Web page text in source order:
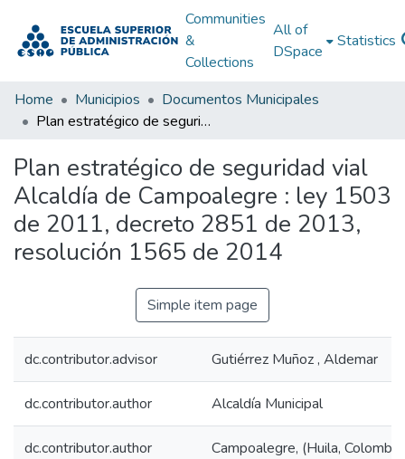
Communities
&
Collections
All of
DSpace
Statistics
Home Municipios
Documentos Municipales
Plan estratégico de seguridad vial Alcaldía de Campoalegre : ley 1503 de 2011, decreto 2851 de 2013, resolución 1565 de 2014
Plan estratégico de seguridad vial
Alcaldía de Campoalegre : ley 1503
de 2011, decreto 2851 de 2013,
resolución 1565 de 2014
Simple item page
dc.contributor.advisor Gutiérrez Muñoz , Aldemar
dc.contributor.author Alcaldía Municipal
dc.contributor.author Campoalegre, (Huila,